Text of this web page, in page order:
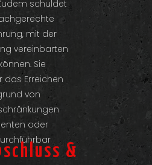
schuldet
mit der
vereinbarten
Sie
das Erreichen
von
oder
&